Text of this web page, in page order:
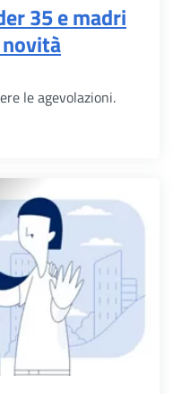
35 e madri
le agevolazioni.